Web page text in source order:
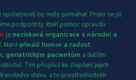
společnosti by měly pomáhat. Proto se již
podpořit ty, kteří pomoc opravdu
je nezisková organizace s národní a
, která přináší humor a radost
geriatrickým pacientům a dalším
Tím přispívá ke zlepšení jejich
stavu, a to prostřednictvím